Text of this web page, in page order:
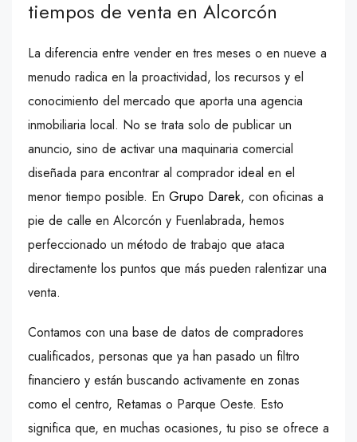
tiempos de venta en Alcorcón
La diferencia entre vender en tres meses o en nueve a
menudo radica en la proactividad, los recursos y el
conocimiento del mercado que aporta una agencia
inmobiliaria local. No se trata solo de publicar un
anuncio, sino de activar una maquinaria comercial
diseñada para encontrar al comprador ideal en el
menor tiempo posible. En Grupo Darek, con oficinas a
pie de calle en Alcorcón y Fuenlabrada, hemos
perfeccionado un método de trabajo que ataca
directamente los puntos que más pueden ralentizar una
venta.
Contamos con una base de datos de compradores
cualificados, personas que ya han pasado un filtro
financiero y están buscando activamente en zonas
como el centro, Retamas o Parque Oeste. Esto
significa que, en muchas ocasiones, tu piso se ofrece a